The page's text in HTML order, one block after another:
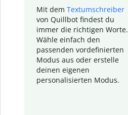
Mit dem Textumschreiber
von Quillbot findest du
immer die richtigen Worte.
Wähle einfach den
passenden vordefinierten
Modus aus oder erstelle
deinen eigenen
personalisierten Modus.